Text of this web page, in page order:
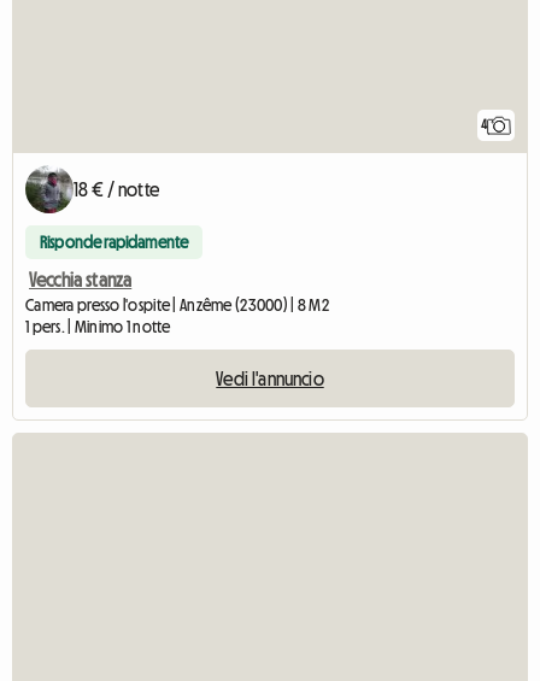
4
18 € / notte
Risponde rapidamente
Vecchia stanza
Camera presso l'ospite | Anzême (23000) | 8 M2
1 pers. | Minimo 1 notte
Vedi l'annuncio